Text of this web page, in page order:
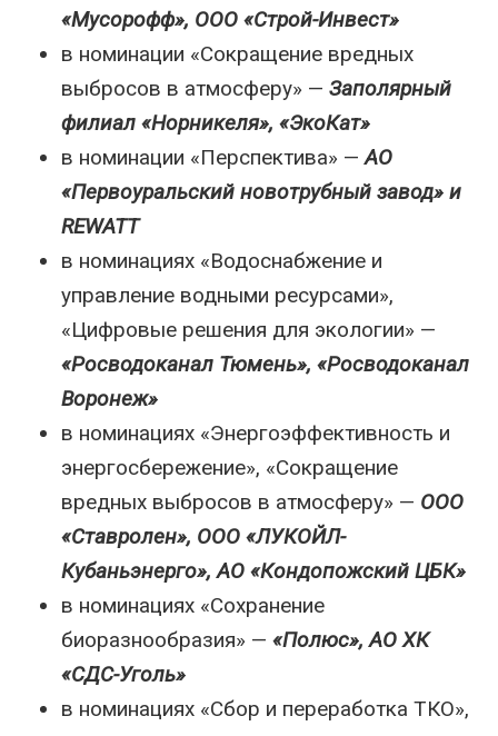
«Мусорофф», OOO «Строй-Инвест»
в номинации «Сокращение вредных
выбросов в атмосферу» — Заполярный
филиал «Норникеля», «ЭкоКат»
в номинации «Перспектива» —АО
«Первоуральский новотрубный завод» и
REWATT
в номинациях «Водоснабжение и
управление водными ресурсами»,
«Цифровые решения для экологии» —
«Росводоканал Тюмень», «Росводоканал
Воронеж»
в номинациях «Энергоэффективность и
энергосбережение», «Сокращение
вредных выбросов в атмосферу» — ООО
«Ставролен», ООО «ЛУКОЙЛ-
Кубаньэнерго», АО «Кондопожский ЦБК»
в номинациях «Сохранение
биоразнообразия» — «Полюс», АО ХК
«СДС-Уголь»
в номинациях «Сбор и переработка ТКО»,